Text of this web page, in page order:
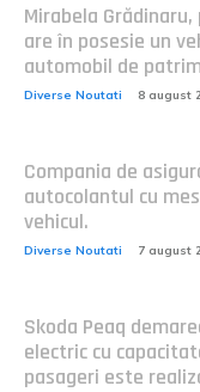
Mirabela
are în posesie un
automobil de
Diverse Noutati 8 august
Compania de
autocolantul cu
vehicul.
Diverse Noutati 7 august
Skoda Peaq
electric cu
pasageri este